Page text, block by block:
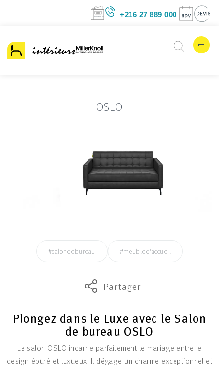
+216 27 889
OSLO
#salondebureau #meubled'accueil
Partager
Plongez dans le Luxe avec le Salon
de bureau OSLO
Le salon OSLO incarne parfaitement le mariage entre le
design épuré et luxueux. Il dégage un charme exceptionnel et